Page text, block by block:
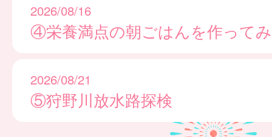
2026/08/16
④栄養満点の朝ごはんを作って
2026/08/21
⑤狩野川放水路探検